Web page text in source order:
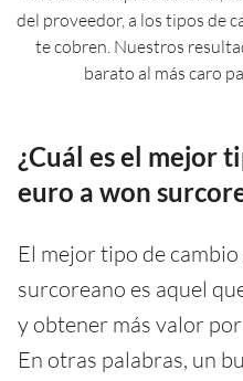
del proveedor, a los tipos de
te cobren. Nuestros
barato al más caro
¿Cuál es el mejor
euro a won
El mejor tipo de
surcoreano es aquel
y obtener más valor
En otras palabras, un